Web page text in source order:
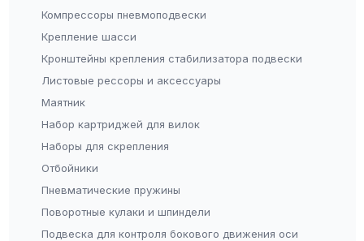
Компрессоры пневмоподвески
Крепление шасси
Кронштейны крепления стабилизатора подвески
Листовые рессоры и аксессуары
Маятник
Набор картриджей для вилок
Наборы для скрепления
Отбойники
Пневматические пружины
Поворотные кулаки и шпиндели
Подвеска для контроля бокового движения оси